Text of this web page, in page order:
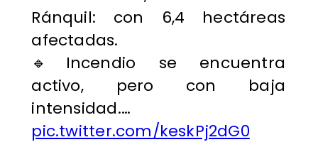
Ránquil: con 6,4 hectáreas
afectadas.
🔹Incendio se encuentra
activo, pero con baja
intensidad.…
pic.twitter.com/keskPj2dG0